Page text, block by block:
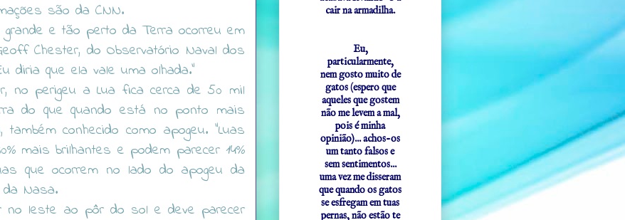
são da CNN.
grande e tão perto da Terra ocorreu em
Chester, do Observatório Naval dos
diria que ela vale uma olhada."
no perigeu a Lua fica cerca de 50 mil
do que quando está no ponto mais
conhecido como apogeu. "Luas
mais brilhantes e podem parecer 14%
que ocorrem no lado do apogeu da
Nasa.
no leste ao pôr do sol e deve parecer
cair na armadilha.
Eu,
particularmente,
nem gosto muito de
gatos (espero que
aqueles que gostem
não me levem a mal,
pois é minha
opinião)... achos-os
um tanto falsos e
sem sentimentos...
uma vez me disseram
que quando os gatos
se esfregam em tuas
pernas, não estão te